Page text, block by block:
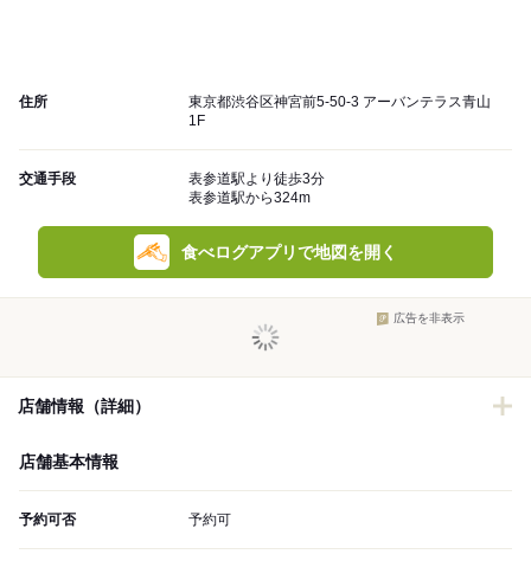
住所
東京都渋谷区神宮前5-50-3 アーバンテラス青山
1F
交通手段
表参道駅より徒歩3分
表参道駅から324m
食べログアプリで地図を開く
広告を非表示
店舗情報（詳細）
店舗基本情報
予約可否 予約可